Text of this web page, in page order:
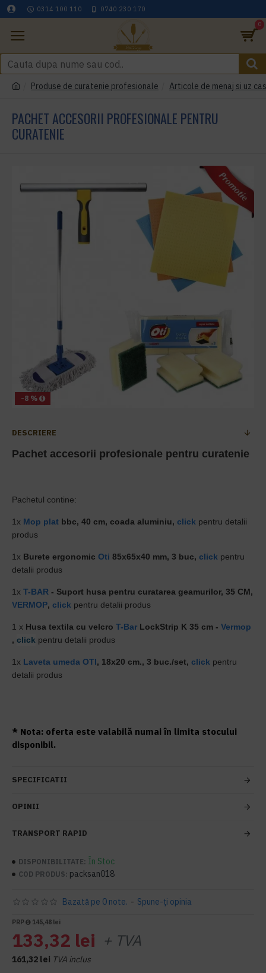
0314 100 110 0740 230 170
0
Produse de curatenie profesionale Articole de menaj si uz
PACHET ACCESORII PROFESIONALE PENTRU
CURATENIE
-8 %
DESCRIERE
Pachet accesorii profesionale pentru curatenie
Pachetul contine:
1x Mop plat bbc, 40 cm, coada aluminiu, click pentru detalii
produs
1x Burete ergonomic Oti 85x65x40 mm, 3 buc, click pentru
detalii produs
1x T-BAR - Suport husa pentru curatarea geamurilor, 35 CM,
VERMOP, click pentru detalii produs
1 x Husa textila cu velcro T-Bar LockStrip K 35 cm - Vermop
, click pentru detalii produs
1x Laveta umeda OTI, 18x20 cm., 3 buc./set, click pentru
detalii produs
* Nota: oferta este valabilă numai în limita stocului
disponibil.
SPECIFICATII
OPINII
TRANSPORT RAPID
DISPONIBILITATE: În Stoc
COD PRODUS: packsan018
Bazată pe 0 note. - Spune-ţi opinia
PRP 145,48 lei
133,32 lei + TVA
161,32 lei TVA inclus